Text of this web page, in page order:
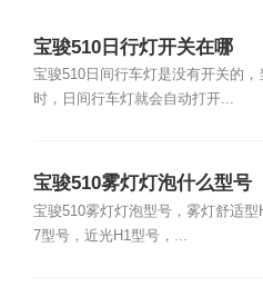
宝骏510日行灯开关在哪
宝骏510日间行车灯是没有开关的，
时，日间行车灯就会自动打开...
宝骏510雾灯灯泡什么型号
宝骏510雾灯灯泡型号，雾灯舒适型
7型号，近光H1型号，...